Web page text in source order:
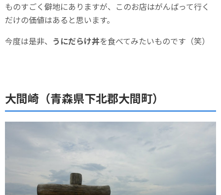
ものすごく僻地にありますが、このお店はがんばって行く
だけの価値はあると思います。
今度は是非、 うにだらけ丼を食べてみたいものです（笑）
大間崎（青森県下北郡大間町）